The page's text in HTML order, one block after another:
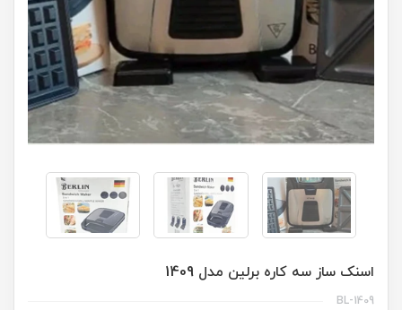
اسنک ساز سه کاره برلین مدل 1409
BL-1409